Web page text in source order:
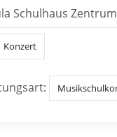
Schulhaus Zentrum
Konzert